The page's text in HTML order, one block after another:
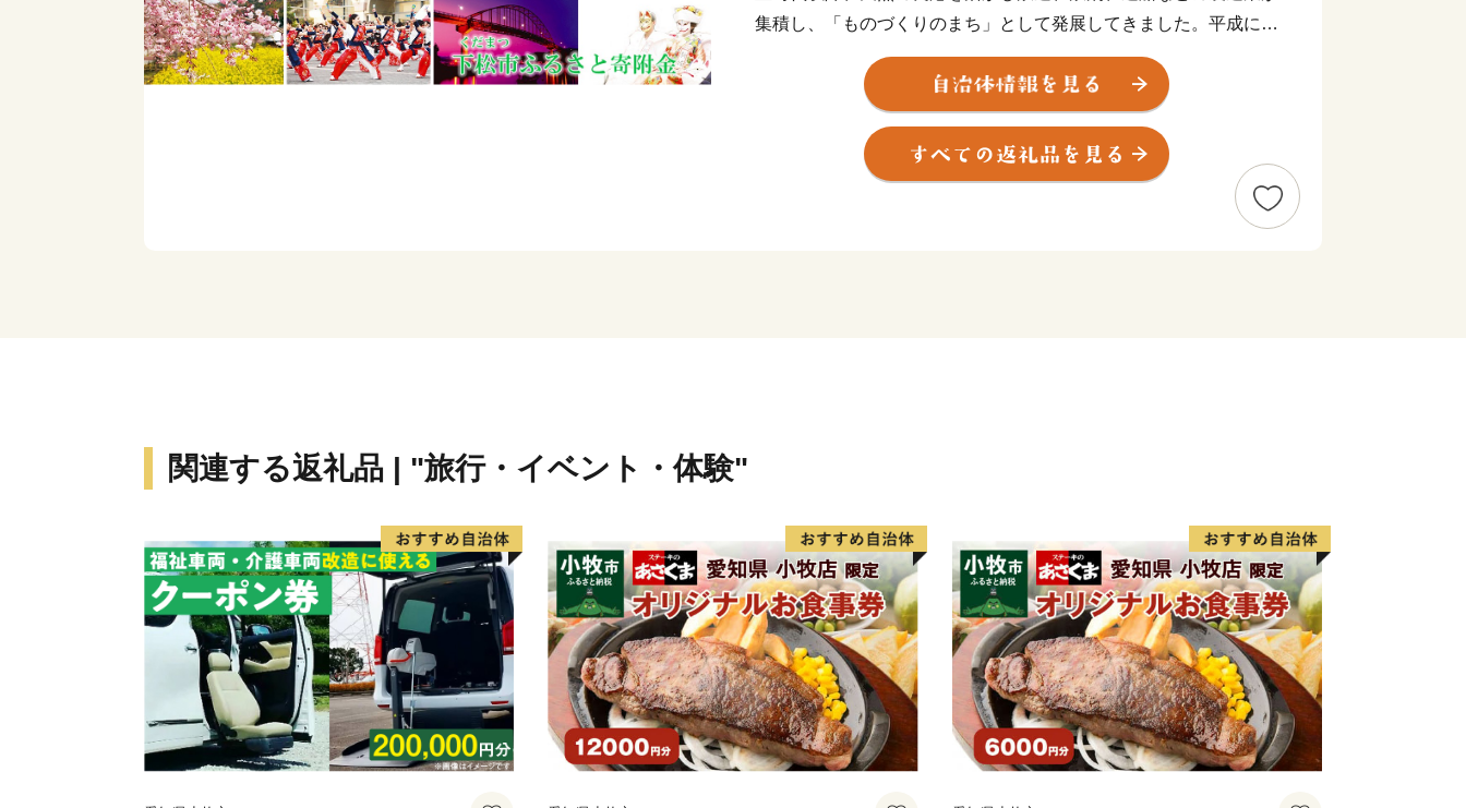
集積し、「ものづくりのまち」として発展してきました。平成に入
り、都市基盤の整備が進み、商業施設がコンパクトに集約しており
「住みよい」まちとして評価されています。
【くだまつ 地名の由来】～降星伝説～
推古天皇の頃、松の木に大きな星が降ったとの伝説に基づき「星
が降（くだ）った松～降り松」から下松の地名につながったと言わ
・一回の寄附につき、お礼の品は最大10品までお選びいただけま
す。
・お礼の品の写真はイメージです。
■ワンストップ特例申請
・令和4年10月14日より、オンラインでのワンストップ特例申請が
可能になりました。
ご利用の際は、「自治体マイページ」にアカウントを作成し、メニ
ューに沿って手続きを行ってください。自治体マイページは、株式
関連する返礼品 | "旅行・イベント・体験"